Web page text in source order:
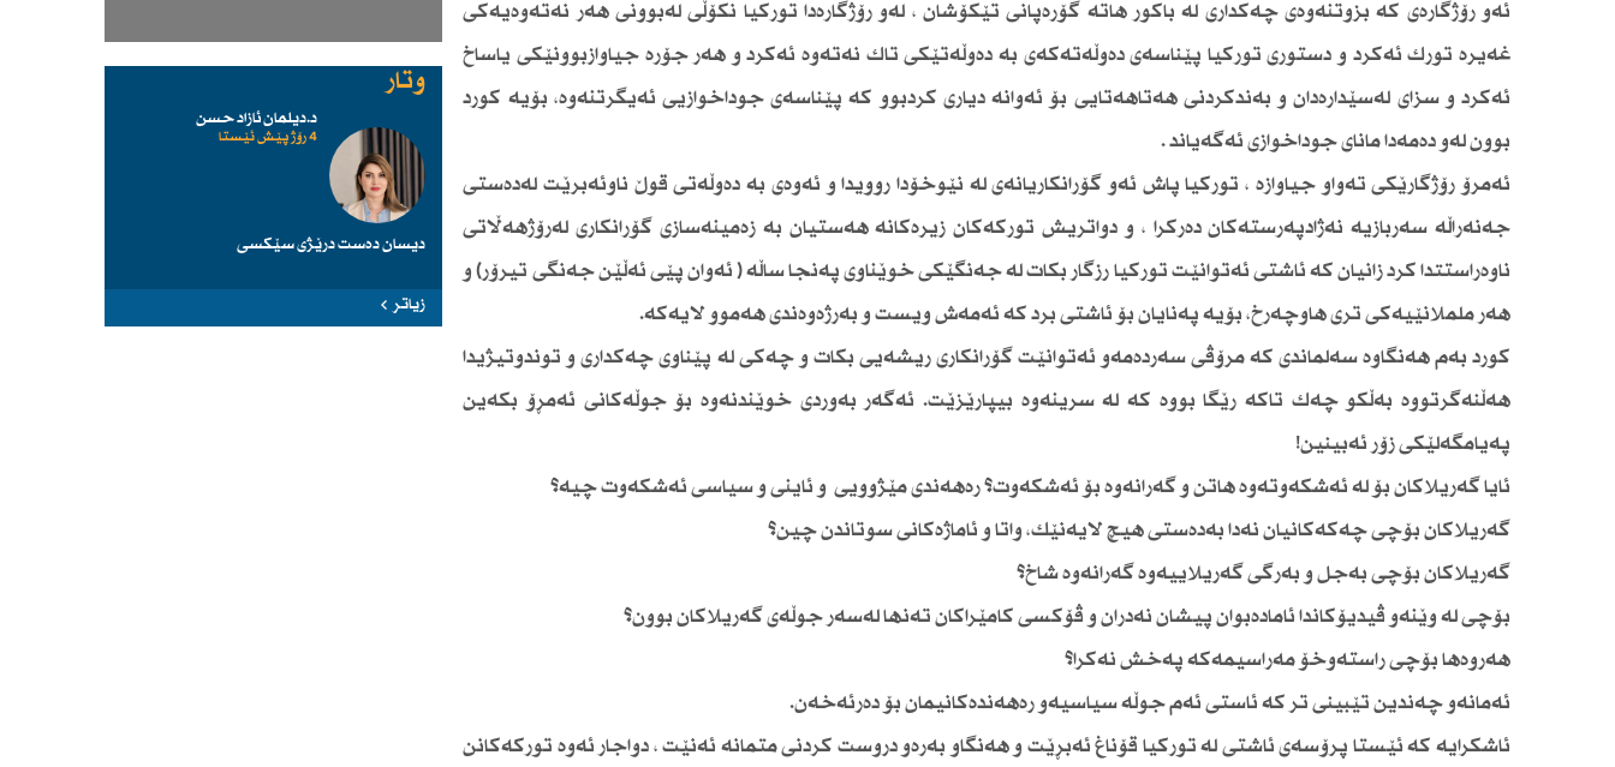
ئەو رۆژگارەی كە بزوتنەوەی چەكداری لە باكور هاتە گۆرەپانی تێكۆشان ، لەو رۆژگارەدا توركیا نكۆڵی لەبوونی هەر نەتەوەیەكی
غەیرە تورك ئەكرد و دستوری توركیا پێناسەی دەوڵەتەكەی بە دەوڵەتێكی تاك نەتەوە ئەكرد و هەر جۆرە جیاوازبوونێكی یاساخ
ئەكرد و سزای لەسێدارەدان و بەندكردنی هەتاهەتایی بۆ ئەوانە دیاری كردبوو كە پێناسەی جوداخوازیی ئەیگرتنەوە، بۆیە كورد
بوون لەو دەمەدا مانای جوداخوازی ئەگەیاند .
ئەمرۆ رۆژگارێكی تەواو جیاوازە ، توركیا پاش ئەو گۆرانكاریانەی لە نێوخۆدا روویدا و ئەوەی بە دەوڵەتی قوڵ ناوئەبرێت لەدەستی
جەنەراڵە سەربازیە نەژادپەرستەكان دەركرا ، و دواتریش توركەكان زیرەكانە هەستیان بە زەمینەسازی گۆرانكاری لەرۆژهەڵاتی
ناوەراستتدا كرد زانیان كە ئاشتی ئەتوانێت توركیا رزگار بكات لە جەنگێكی خوێناوی پەنجا ساڵە ( ئەوان پێی ئەڵێن جەنگی تیرۆر) و
هەر ململانێیەكی تری هاوچەرخ، بۆیە پەنایان بۆ ئاشتی برد كە ئەمەش ویست و بەرژەوەندی هەموو لایەكە.
كورد بەم هەنگاوە سەلماندی كە مرۆڤی سەردەمەو ئەتوانێت گۆرانكاری ریشەیی بكات و چەكی لە پێناوی چەكداری و توندوتیژیدا
هەڵنەگرتووە بەڵكو چەك تاكە رێگا بووە كە لە سرینەوە بیپارێزێت. ئەگەر بەوردی خوێندنەوە بۆ جوڵەكانی ئەمڕۆ بكەین
پەیامگەلێكی زۆر ئەبینین!
ئایا گەریلاكان بۆ لە ئەشكەوتەوە هاتن و گەرانەوە بۆ ئەشكەوت؟ رەهەندی مێژوویی و ئاینی و سیاسی ئەشكەوت چیە؟
گەریلاكان بۆچی چەكەكانیان نەدا بەدەستی هیچ لایەنێك، واتا و ئاماژەكانی سوتاندن چین؟
گەریلاكان بۆچی بەجل و بەرگی گەریلاییەوە گەرانەوە شاخ؟
بۆچی لە وێنەو ڤیدیۆكاندا ئامادەبوان پیشان نەدران و ڤۆكسی كامێراكان تەنها لەسەر جوڵەی گەریلاكان بوون؟
هەروەها بۆچی راستەوخۆ مەراسیمەكە پەخش نەكرا؟
ئەمانەو چەندین تێبینی تر كە ئاستی ئەم جوڵە سیاسیەو رەهەندەكانیمان بۆ دەرئەخەن.
ئاشكرایە كە ئێستا پرۆسەی ئاشتی لە توركیا قۆناغ ئەبڕێت و هەنگاو بەرەو دروست كردنی متمانە ئەنێت ، دواجار ئەوە توركەكانن
وتار
د.دیلمان ئازاد حسن
4 رۆژ پێش ئێستا
دیسان دەست درێژی سێكسی
زیاتر